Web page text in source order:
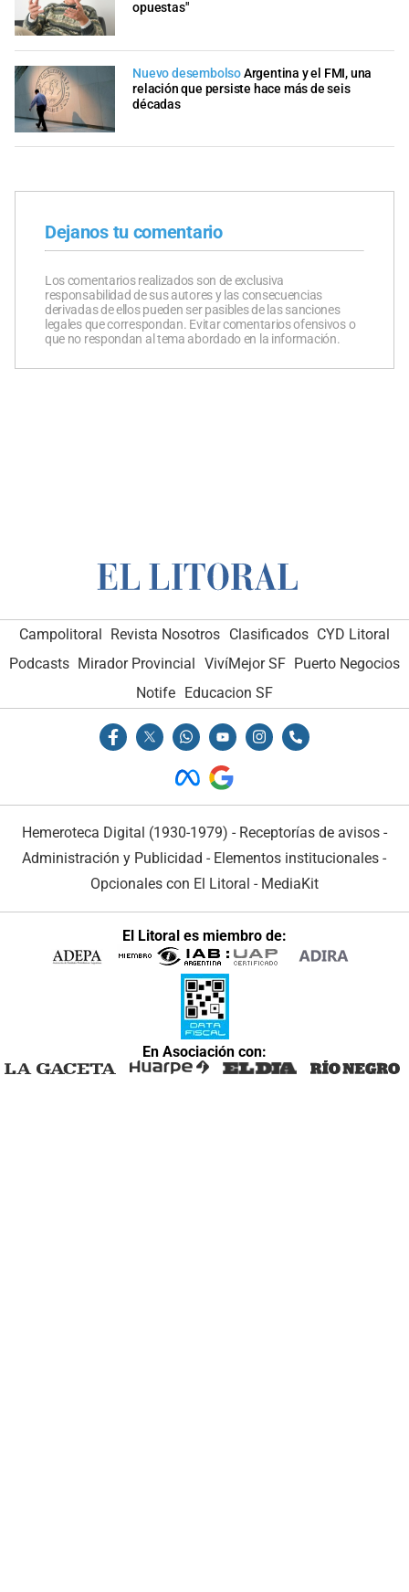
opuestas"
Nuevo desembolsoArgentina y el FMI, una
relación que persiste hace más de seis
décadas
Dejanos tu comentario
Los comentarios realizados son de exclusiva
responsabilidad de sus autores y las consecuencias
derivadas de ellos pueden ser pasibles de las sanciones
legales que correspondan. Evitar comentarios ofensivos o
que no respondan al tema abordado en la información.
Campolitoral Revista Nosotros Clasificados CYD Litoral
Podcasts Mirador Provincial VivíMejor SF Puerto Negocios
Notife Educacion SF
Hemeroteca Digital (1930-1979) - Receptorías de avisos -
Administración y Publicidad - Elementos institucionales -
Opcionales con El Litoral - MediaKit
El Litoral es miembro de:
En Asociación con: